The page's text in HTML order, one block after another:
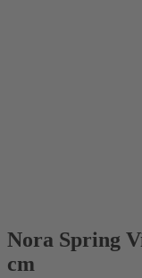
Nora Spring
cm